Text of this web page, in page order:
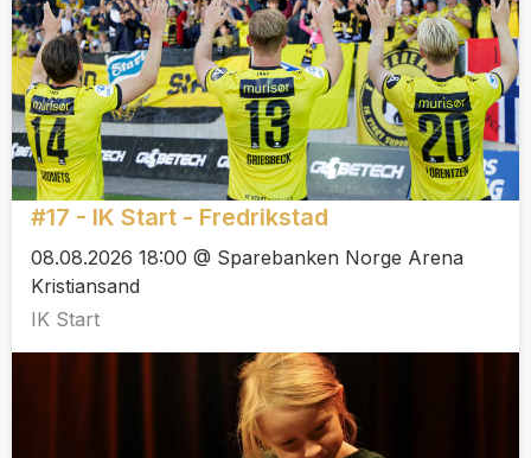
#17 - IK Start - Fredrikstad
08.08.2026 18:00 @ Sparebanken Norge Arena
Kristiansand
IK Start